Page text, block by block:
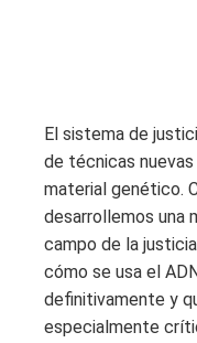
El sistema de
de técnicas nuevas
material genético.
desarrollemos una
campo de la
cómo se usa el
definitivamente y
especialmente